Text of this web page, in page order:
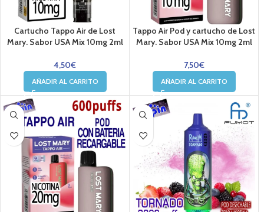
Cartucho Tappo Air de Lost
Mary. Sabor USA Mix 10mg 2ml
4,50€
AÑADIR AL CARRITO
Tappo Air Pod y cartucho de Lost
Mary. Sabor USA Mix 10mg 2ml
7,50€
AÑADIR AL CARRITO